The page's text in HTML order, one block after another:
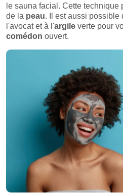
le sauna facial. Cette technique
de la peau. Il est aussi possible
l'avocat et à l'argile verte pour
comédon ouvert.